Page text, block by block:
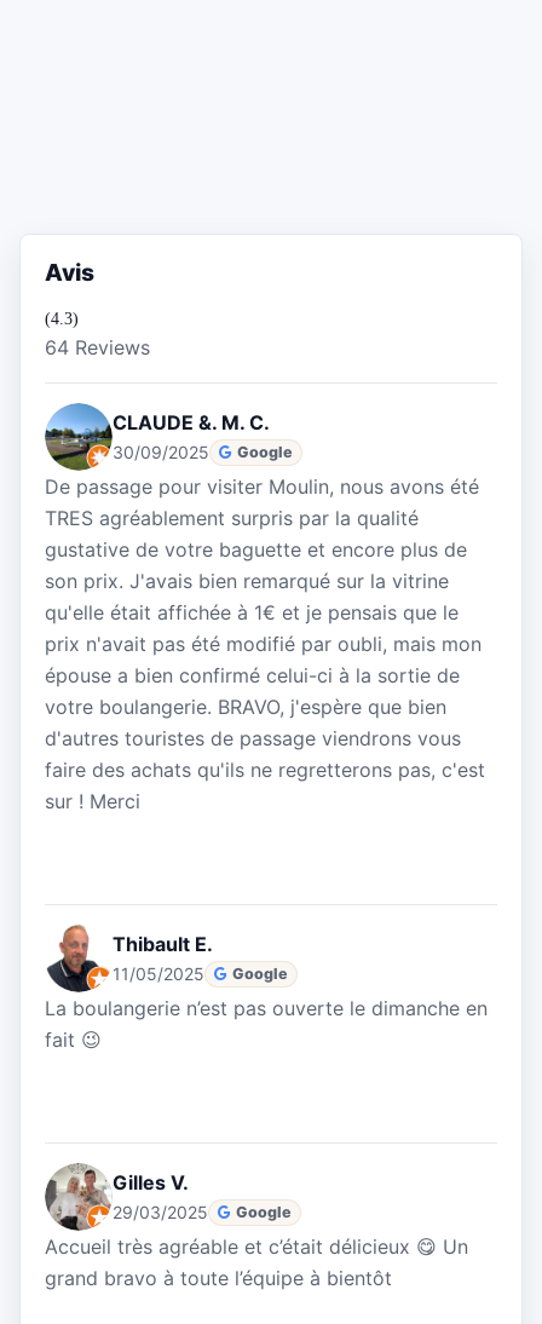
Avis
(4.3)
64 Reviews
CLAUDE &. M. C.
30/09/2025 Google
De passage pour visiter Moulin, nous avons été
TRES agréablement surpris par la qualité
gustative de votre baguette et encore plus de
son prix. J'avais bien remarqué sur la vitrine
qu'elle était affichée à 1€ et je pensais que le
prix n'avait pas été modifié par oubli, mais mon
épouse a bien confirmé celui-ci à la sortie de
votre boulangerie. BRAVO, j'espère que bien
d'autres touristes de passage viendrons vous
faire des achats qu'ils ne regretterons pas, c'est
sur ! Merci
Thibault E.
11/05/2025 Google
La boulangerie n’est pas ouverte le dimanche en
fait 😉
Gilles V.
29/03/2025 Google
Accueil très agréable et c’était délicieux 😋 Un
grand bravo à toute l’équipe à bientôt